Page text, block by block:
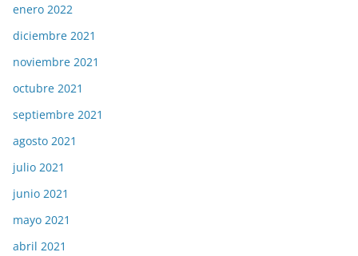
enero 2022
diciembre 2021
noviembre 2021
octubre 2021
septiembre 2021
agosto 2021
julio 2021
junio 2021
mayo 2021
abril 2021